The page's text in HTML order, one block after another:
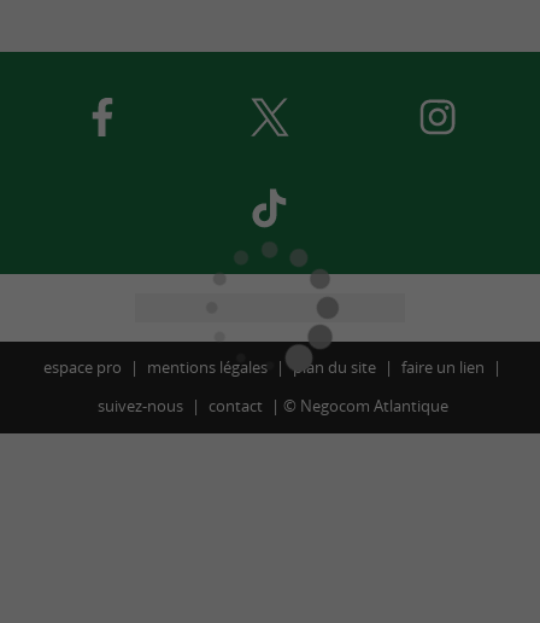
espace pro mentions légales plan du site
faire un lien
suivez-nous
contact © Negocom Atlantique